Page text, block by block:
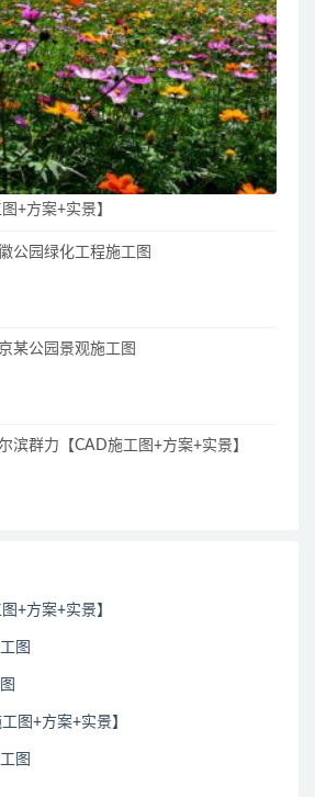
+方案+实景】
公园绿化工程施工图
某公园景观施工图
滨群力【CAD施工图+方案+实景】
+方案+实景】
图
图+方案+实景】
图